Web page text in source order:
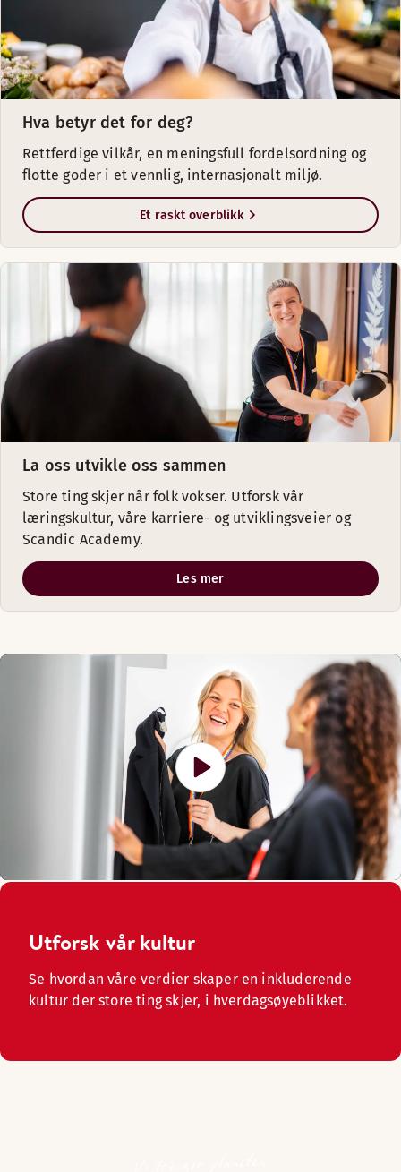
Hva betyr det for deg?
Rettferdige vilkår, en meningsfull fordelsordning og
flotte goder i et vennlig, internasjonalt miljø.
Et raskt overblikk
La oss utvikle oss sammen
Store ting skjer når folk vokser. Utforsk vår
læringskultur, våre karriere- og utviklingsveier og
Scandic Academy.
Les mer
Utforsk vår kultur
Se hvordan våre verdier skaper en inkluderende
kultur der store ting skjer, i hverdagsøyeblikket.